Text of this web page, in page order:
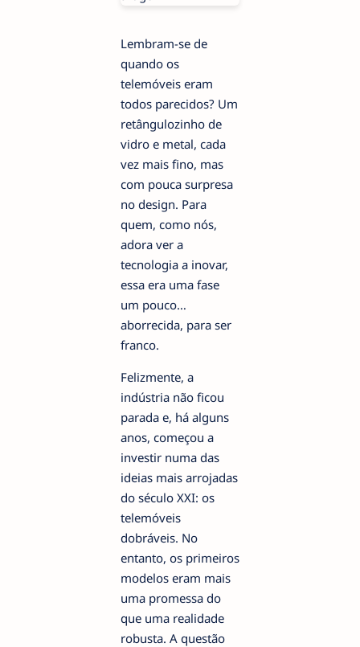
Lembram-se de
quando os
telemóveis eram
todos parecidos? Um
retângulozinho de
vidro e metal, cada
vez mais fino, mas
com pouca surpresa
no design. Para
quem, como nós,
adora ver a
tecnologia a inovar,
essa era uma fase
um pouco…
aborrecida, para ser
franco.
Felizmente, a
indústria não ficou
parada e, há alguns
anos, começou a
investir numa das
ideias mais arrojadas
do século XXI: os
telemóveis
dobráveis. No
entanto, os primeiros
modelos eram mais
uma promessa do
que uma realidade
robusta. A questão